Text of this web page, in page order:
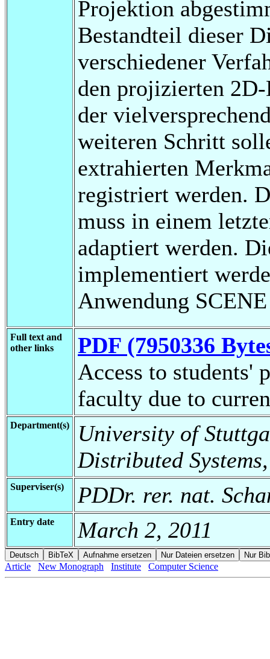
Projektion
Bestandteil dieser
verschiedener
den projizierten
der
weiteren Schritt
extrahierten
registriert werden.
muss in einem
adaptiert werden.
implementiert
Anwendung
Full text and
other links
PDF (7950336
Access to students'
faculty due to
Department(s)
University of
Distributed
Superviser(s) PDDr. rer. nat.
Entry date March 2, 2011
Article New Monograph Institute Computer Science